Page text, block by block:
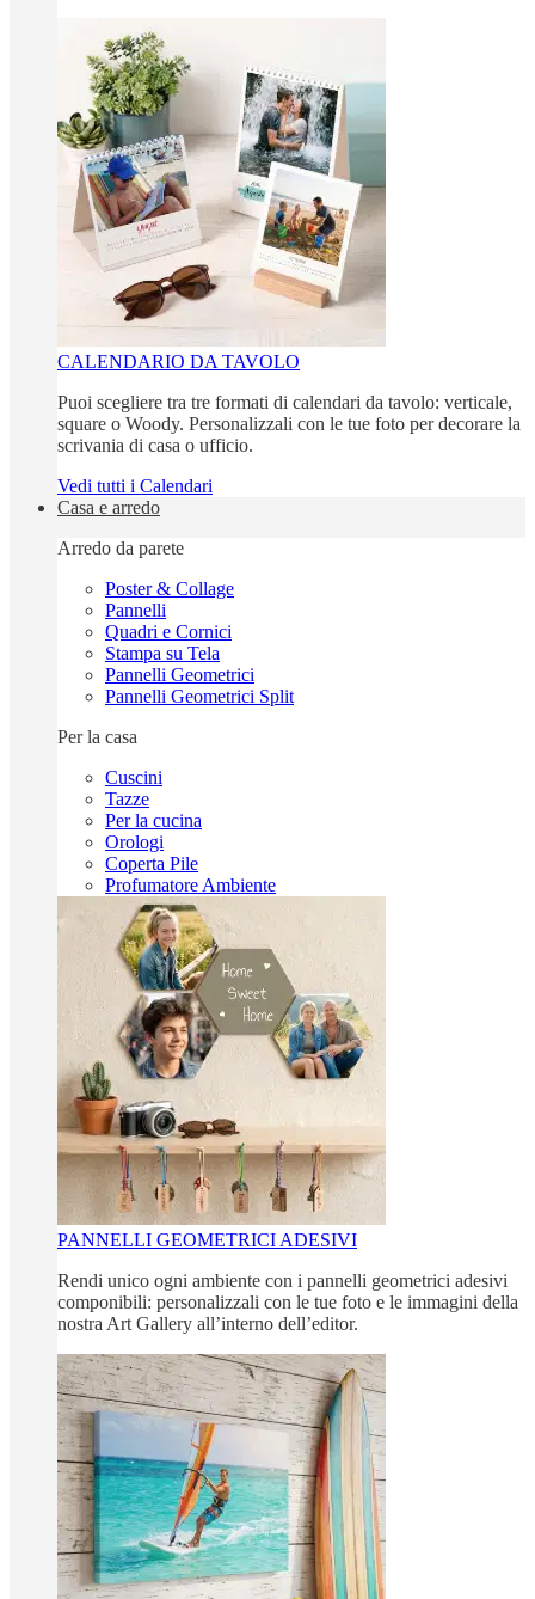
CALENDARIO DA TAVOLO
Puoi scegliere tra tre formati di calendari da tavolo: verticale,
square o Woody. Personalizzali con le tue foto per decorare la
scrivania di casa o ufficio.
Vedi tutti i Calendari
Casa e arredo
Arredo da parete
Poster & Collage
Pannelli
Quadri e Cornici
Stampa su Tela
Pannelli Geometrici
Pannelli Geometrici Split
Per la casa
Cuscini
Tazze
Per la cucina
Orologi
Coperta Pile
Profumatore Ambiente
PANNELLI GEOMETRICI ADESIVI
Rendi unico ogni ambiente con i pannelli geometrici adesivi
componibili: personalizzali con le tue foto e le immagini della
nostra Art Gallery all’interno dell’editor.